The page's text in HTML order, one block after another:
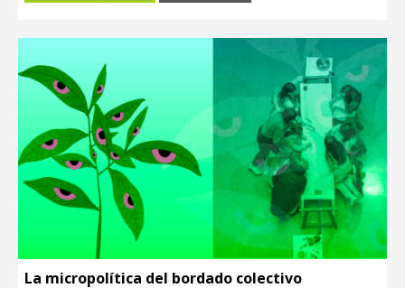
La micropolítica del bordado colectivo